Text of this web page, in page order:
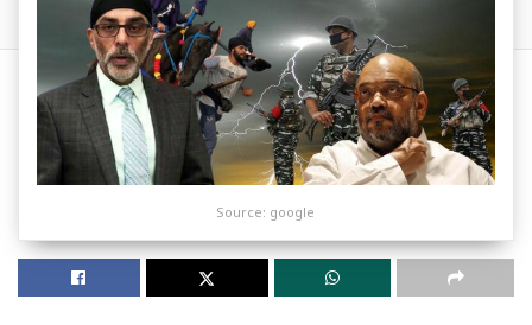
Source: google